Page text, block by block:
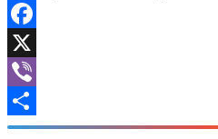
Facebook
X
Viber
Share